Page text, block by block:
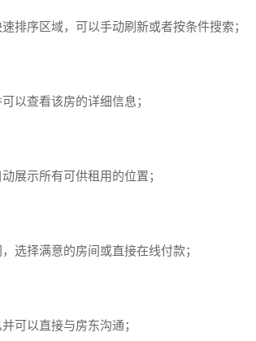
排序区域，可以手动刷新或者按条件搜索；
以查看该房的详细信息；
展示所有可供租用的位置；
选择满意的房间或直接在线付款；
可以直接与房东沟通；